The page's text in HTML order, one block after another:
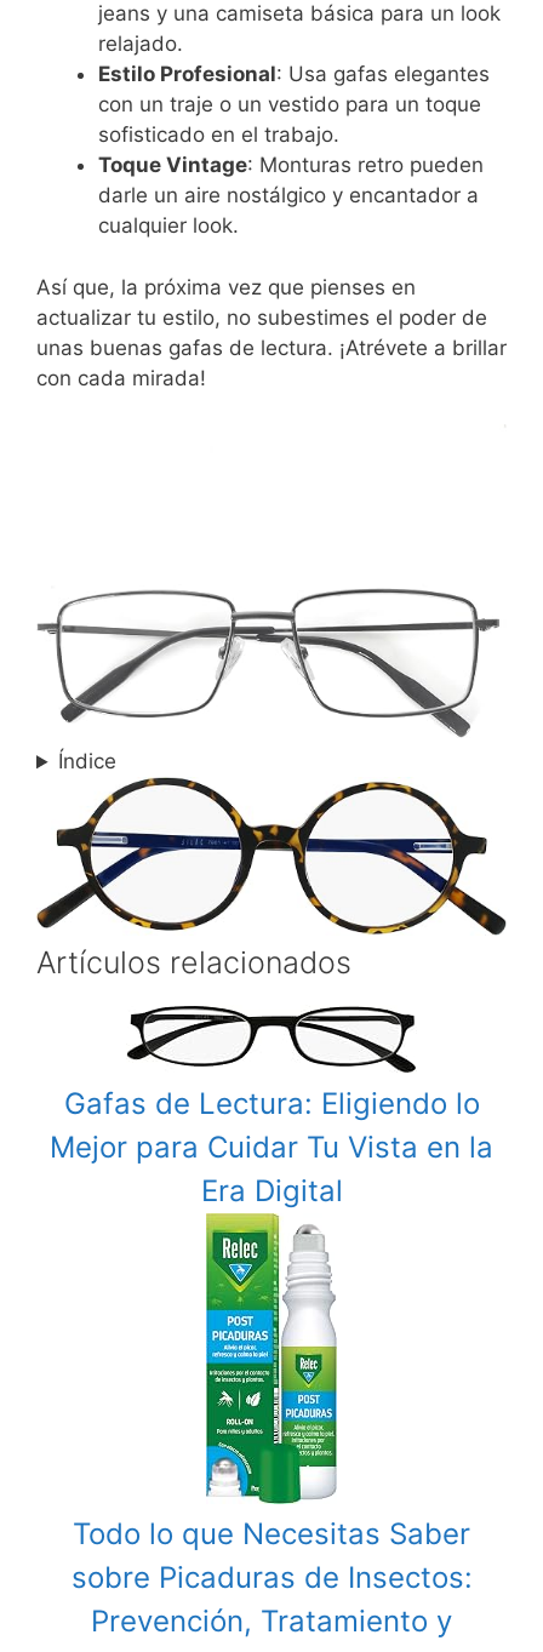
jeans y una camiseta básica para un look
relajado.
Estilo Profesional: Usa gafas elegantes
con un traje o un vestido para un toque
sofisticado en el trabajo.
Toque Vintage: Monturas retro pueden
darle un aire nostálgico y encantador a
cualquier look.
Así que, la próxima vez que pienses en
actualizar tu estilo, no subestimes el poder de
unas buenas gafas de lectura. ¡Atrévete a brillar
con cada mirada!
Índice
Artículos relacionados
Gafas de Lectura: Eligiendo lo
Mejor para Cuidar Tu Vista en la
Era Digital
Todo lo que Necesitas Saber
sobre Picaduras de Insectos:
Prevención, Tratamiento y